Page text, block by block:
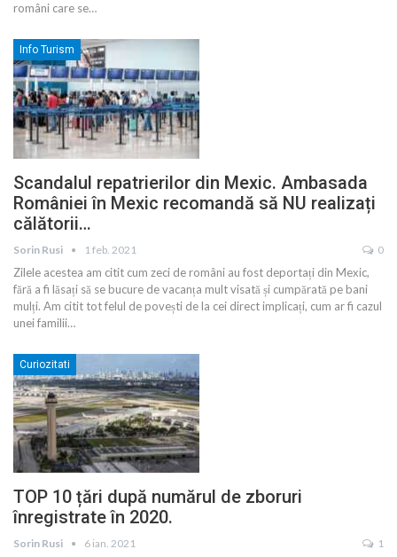
români care se…
Info Turism
Scandalul repatrierilor din Mexic. Ambasada
României în Mexic recomandă să NU realizați
călătorii…
Sorin Rusi 1 feb. 2021 0
Zilele acestea am citit cum zeci de români au fost deportați din Mexic,
fără a fi lăsați să se bucure de vacanța mult visată și cumpărată pe bani
mulți. Am citit tot felul de povești de la cei direct implicați, cum ar fi cazul
unei familii…
Curiozitati
TOP 10 țări după numărul de zboruri
înregistrate în 2020.
Sorin Rusi 6 ian. 2021 1